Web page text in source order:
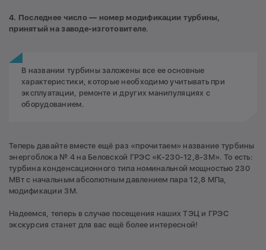
4. Последнее число — номер модификации турбины,
принятый на заводе-изготовителе.
В названии турбины заложены все ее основные
характеристики, которые необходимо учитывать при
эксплуатации, ремонте и других манипуляциях с
оборудованием.
Теперь давайте вместе ещё раз «прочитаем» название турбины
энергоблока № 4 на Беловской ГРЭС «К-230-12,8-3М». То есть:
турбина конденсационного типа номинальной мощностью 230
МВт с начальным абсолютным давлением пара 12,8 МПа,
модификации 3М.
Надеемся, теперь в случае посещения наших ТЭЦ и ГРЭС
экскурсия станет для вас ещё более интересной!